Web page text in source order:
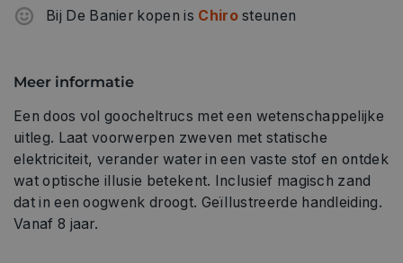
Bij De Banier kopen is Chirosteunen
Meer informatie
Een doos vol goocheltrucs met een wetenschappelijke
uitleg. Laat voorwerpen zweven met statische
elektriciteit, verander water in een vaste stof en ontdek
wat optische illusie betekent. Inclusief magisch zand
dat in een oogwenk droogt. Geïllustreerde handleiding.
Vanaf 8 jaar.